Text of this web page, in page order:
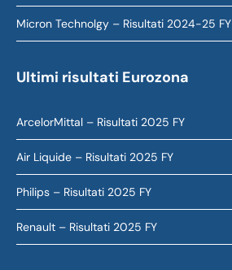
Micron Technolgy – Risultati 2024-25 FY
Ultimi risultati Eurozona
ArcelorMittal – Risultati 2025 FY
Air Liquide – Risultati 2025 FY
Philips – Risultati 2025 FY
Renault – Risultati 2025 FY